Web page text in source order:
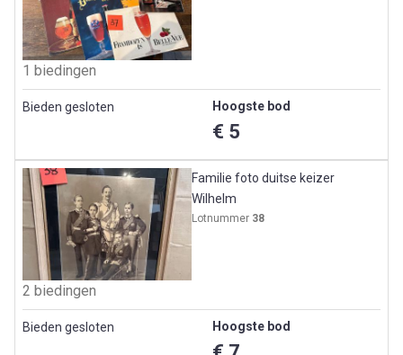
1 biedingen
Bieden gesloten Hoogste bod
€ 5
Familie foto duitse keizer
Wilhelm
Lotnummer 38
2 biedingen
Bieden gesloten Hoogste bod